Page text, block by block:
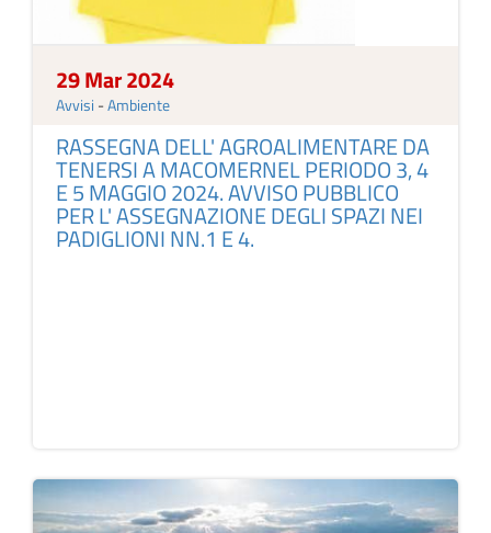
29 Mar 2024
Avvisi -Ambiente
RASSEGNA DELL' AGROALIMENTARE DA
TENERSI A MACOMERNEL PERIODO 3, 4
E 5 MAGGIO 2024. AVVISO PUBBLICO
PER L' ASSEGNAZIONE DEGLI SPAZI NEI
PADIGLIONI NN.1 E 4.